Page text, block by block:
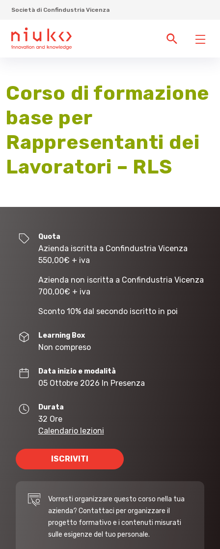
Società di Confindustria Vicenza
Corso di formazione
base per
Rappresentanti dei
Lavoratori – RLS
Quota
Azienda iscritta a Confindustria Vicenza
550,00€ + iva
Azienda non iscritta a Confindustria Vicenza
700,00€ + iva
Sconto 10% dal secondo iscritto in poi
Learning Box
Non compreso
Data inizio e modalità
05 Ottobre 2026 In Presenza
Durata
32 Ore
Calendario lezioni
ISCRIVITI
Vorresti organizzare questo corso nella tua
azienda? Contattaci per organizzare il
progetto formativo e i contenuti misurati
sulle esigenze del tuo personale.